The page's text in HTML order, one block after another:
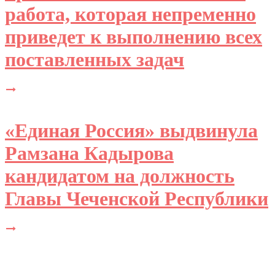
работа, которая непременно
приведет к выполнению всех
поставленных задач
«Единая Россия» выдвинула
Рамзана Кадырова
кандидатом на должность
Главы Чеченской Республики